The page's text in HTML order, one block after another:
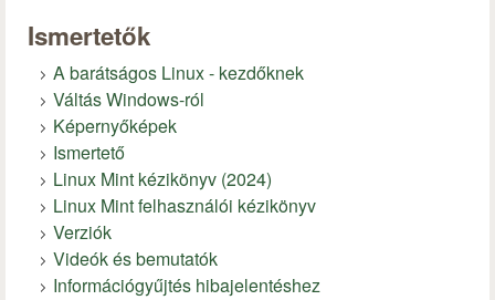
Ismertetők
A barátságos Linux - kezdőknek
Váltás Windows-ról
Képernyőképek
Ismertető
Linux Mint kézikönyv (2024)
Linux Mint felhasználói kézikönyv
Verziók
Videók és bemutatók
Információgyűjtés hibajelentéshez